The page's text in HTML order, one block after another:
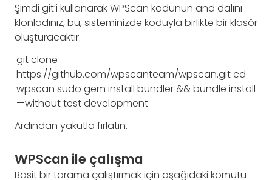
Şimdi git’i kullanarak WPScan kodunun ana dalını
klonladınız, bu, sisteminizde koduyla birlikte bir klasör
oluşturacaktır.
gitclone
https://github.com/wpscanteam/wpscan.gitcd
wpscan sudo gem install bundler &&bundle install
—withouttestdevelopment
Ardından yakutla fırlatın.
WPScan ile çalışma
Basit bir tarama çalıştırmak için aşağıdaki komutu